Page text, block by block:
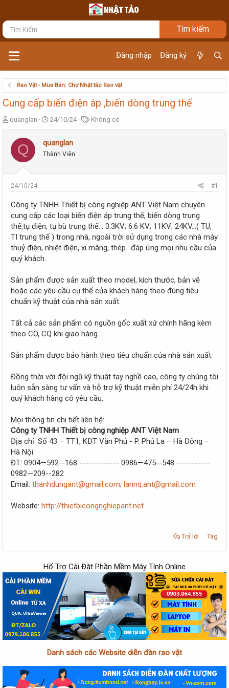
Đăng nhập Đăng ký
Rao Vặt - Mua Bán: Chợ Nhật tảo Rao vặt
Cung cấp biến điện áp ,biến dòng trung thế
T
h
e
a
s
e
quanglan
N
g
y
g
i
24/10/24
T
ừ
Không có
Q quanglan
Thành Viên
24/10/24 #1
Công ty TNHH Thiết bị công nghiệp ANT Việt Nam chuyên
cung cấp các loại biến điện áp trung thế, biến dòng trung
thế,tụ điện, tụ bù trung thế… 3.3KV; 6.6 KV; 11KV; 24KV…( TU,
TI trung thế ) trong nhà, ngoài trời sử dụng trong các nhà máy
thuỷ điện, nhiệt điện, xi măng, thép.. đáp ứng mọi nhu cầu của
quý khách.
Sản phẩm được sản xuất theo model, kích thước, bản vẽ
hoặc các yêu cầu cụ thể của khách hàng theo đúng tiêu
chuẩn kỹ thuật của nhà sản xuất.
Tất cả các sản phẩm có nguồn gốc xuất xứ chính hãng kèm
theo CO, CQ khi giao hàng.
Sản phẩm được bảo hành theo tiêu chuẩn của nhà sản xuất.
Đồng thời với đội ngũ kỹ thuật tay nghề cao, công ty chúng tôi
luôn sẵn sàng tư vấn và hỗ trợ kỹ thuật miễn phí 24/24h khi
quý khách hàng có yêu cầu.
Mọi thông tin chi tiết liên hệ:
Công ty TNHH Thiết bị công nghiệp ANT Việt Nam
Địa chỉ: Số 43 – TT1, KĐT Văn Phú - P. Phú La – Hà Đông –
Hà Nội
ĐT: 0904—592--168 ------------- 0986—475--548 -----------
0982—209--282
Email: thanhdungant@gmail.com; lannq.ant@gmail.com
Website: http://thietbicongnghiepant.net
Trả lời Tag
Hổ Trợ Cài Đặt Phần Mềm Máy Tính Online
Danh sách các Website diễn đàn rao vặt